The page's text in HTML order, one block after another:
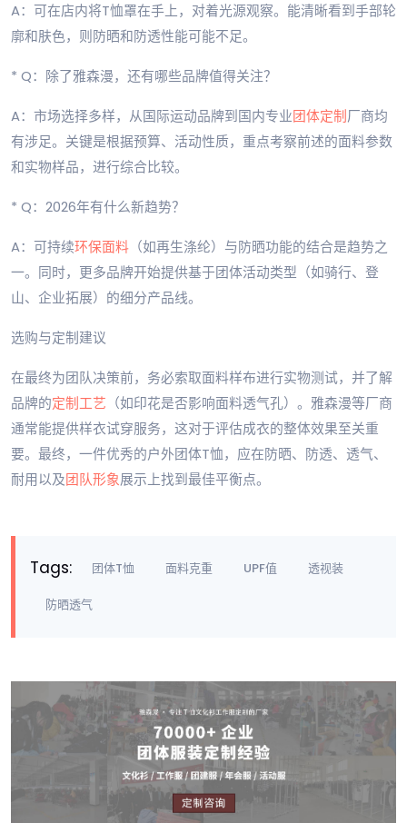
A：可在店内将T恤罩在手上，对着光源观察。能清晰看到手部轮
廓和肤色，则防晒和防透性能可能不足。
* Q：除了雅森漫，还有哪些品牌值得关注？
A：市场选择多样，从国际运动品牌到国内专业团体定制厂商均
有涉足。关键是根据预算、活动性质，重点考察前述的面料参数
和实物样品，进行综合比较。
* Q：2026年有什么新趋势？
A：可持续环保面料 （如再生涤纶）与防晒功能的结合是趋势之
一。同时，更多品牌开始提供基于团体活动类型（如骑行、登
山、企业拓展）的细分产品线。
选购与定制建议
在最终为团队决策前，务必索取面料样布进行实物测试，并了解
品牌的定制工艺 （如印花是否影响面料透气孔）。雅森漫等厂商
通常能提供样衣试穿服务，这对于评估成衣的整体效果至关重
要。最终，一件优秀的户外团体T恤，应在防晒、防透、透气、
耐用以及团队形象展示上找到最佳平衡点。
Tags: 团体T恤 面料克重 UPF值 透视装
防晒透气